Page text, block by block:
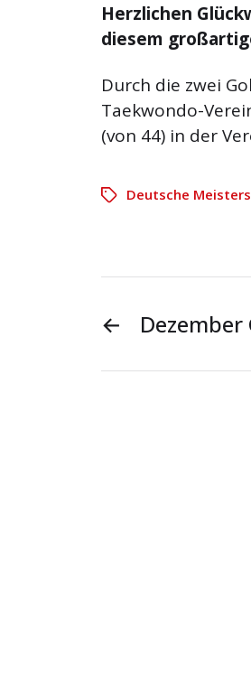
Herzlichen
diesem
Durch die zwei
Taekwondo-
(von 44) in der
Deutsche
←